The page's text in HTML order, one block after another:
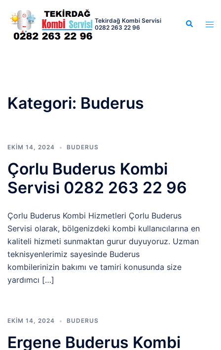
atla
Tekirdağ Kombi Servisi
0282 263 22 96
Search
Kategori: Buderus
EKIM 14, 2024 BUDERUS
Çorlu Buderus Kombi
Servisi 0282 263 22 96
Çorlu Buderus Kombi Hizmetleri Çorlu Buderus
Servisi olarak, bölgenizdeki kombi kullanıcılarına en
kaliteli hizmeti sunmaktan gurur duyuyoruz. Uzman
teknisyenlerimiz sayesinde Buderus
kombilerinizin bakımı ve tamiri konusunda size
yardımcı […]
EKIM 14, 2024 BUDERUS
Ergene Buderus Kombi